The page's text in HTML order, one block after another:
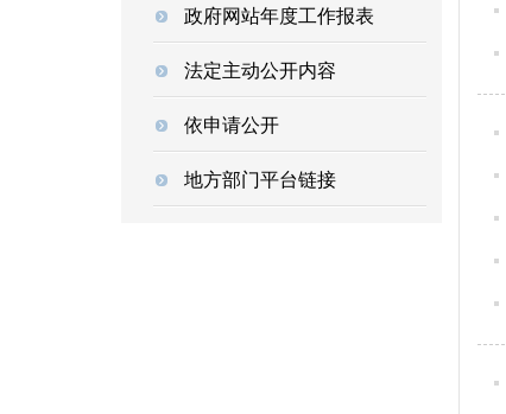
政府网站年度工作报表
法定主动公开内容
依申请公开
地方部门平台链接